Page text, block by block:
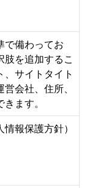
で備わってお
肢を追加するこ
サイトタイト
会社、住所、
ます。
報保護方針）